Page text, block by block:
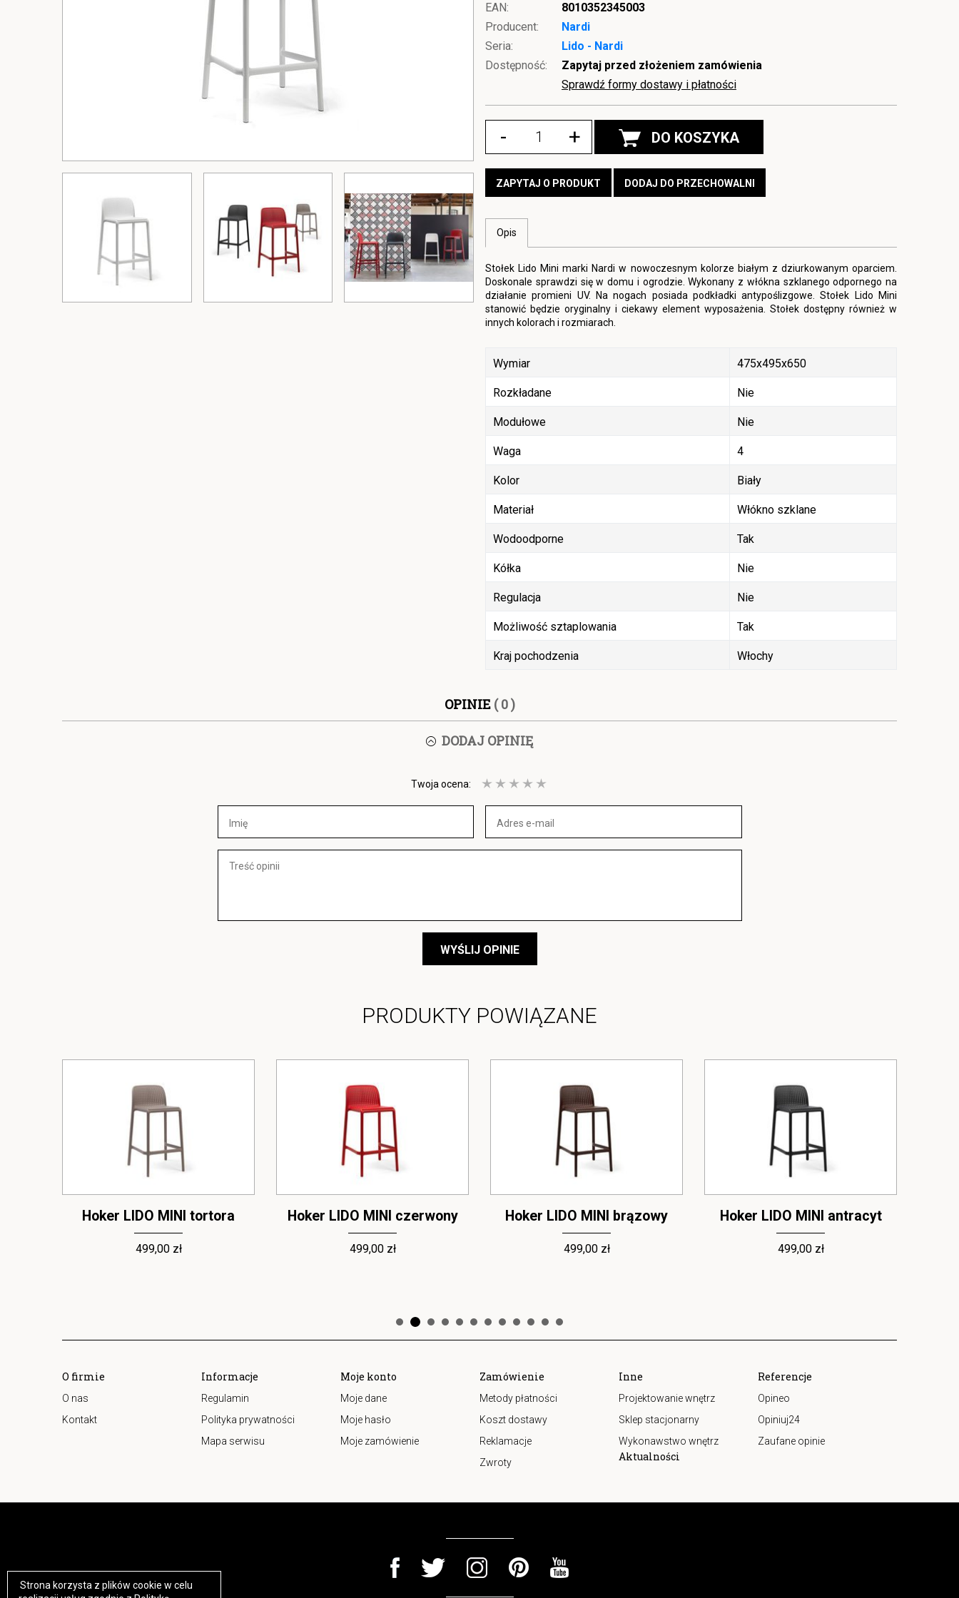
https://www.high-endrolex.com/17
Strona korzysta z plików cookie w celu
EAN:
8010352345003
Producent:
Nardi
Seria:
Lido - Nardi
Dostępność:
Zapytaj przed złożeniem zamówienia
Sprawdź formy dostawy i płatności
- + DO KOSZYKA
ZAPYTAJ O PRODUKT DODAJ DO PRZECHOWALNI
Opis
Stołek Lido Mini marki Nardi w nowoczesnym kolorze białym z dziurkowanym oparciem.
Doskonale sprawdzi się w domu i ogrodzie. Wykonany z włókna szklanego odpornego na
działanie promieni UV. Na nogach posiada podkładki antypoślizgowe. Stołek Lido Mini
stanowić będzie oryginalny i ciekawy element wyposażenia. Stołek dostępny również w
innych kolorach i rozmiarach.
Wymiar 475x495x650
Rozkładane Nie
Modułowe Nie
Waga 4
Kolor Biały
Materiał Włókno szklane
Wodoodporne Tak
Kółka Nie
Regulacja Nie
Możliwość sztaplowania Tak
Kraj pochodzenia Włochy
OPINIE ( 0 )
DODAJ OPINIĘ
Twoja ocena:
WYŚLIJ OPINIE
PRODUKTY POWIĄZANE
Hoker LIDO MINI tortora
499,00 zł
Hoker LIDO MINI czerwony
499,00 zł
Hoker LIDO MINI brązowy
499,00 zł
Hoker LIDO MINI antracyt
499,00 zł
O firmie
O nas
Kontakt
Informacje
Regulamin
Polityka prywatności
Mapa serwisu
Moje konto
Moje dane
Moje hasło
Moje zamówienie
Zamówienie
Metody płatności
Koszt dostawy
Reklamacje
Zwroty
Inne
Projektowanie wnętrz
Sklep stacjonarny
Wykonawstwo wnętrz
Referencje
Opineo
Opiniuj24
Zaufane opinie
Aktualności